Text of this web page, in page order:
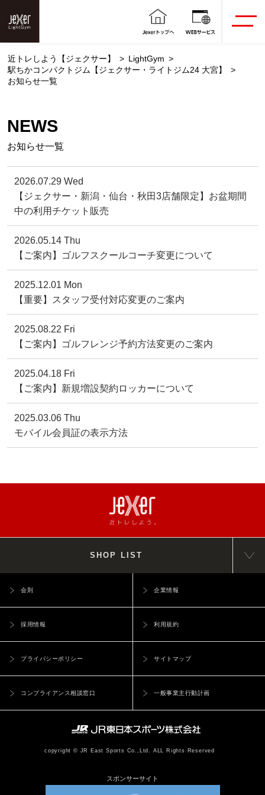
近トレしよう【ジェクサー】
LightGym
駅ちかコンパクトジム【ジェクサー・ライトジム24 大宮】
お知らせ一覧
NEWS
お知らせ一覧
2026.07.29 Wed
【ジェクサー・新潟・仙台・秋田3店舗限定】お盆期間
中の利用チケット販売
2026.05.14 Thu
【ご案内】ゴルフスクールコーチ変更について
2025.12.01 Mon
【重要】スタッフ受付対応変更のご案内
2025.08.22 Fri
【ご案内】ゴルフレンジ予約方法変更のご案内
2025.04.18 Fri
【ご案内】新規増設契約ロッカーについて
2025.03.06 Thu
モバイル会員証の表示方法
SHOP LIST
copyright © JR East Sports Co.,Ltd. ALL Rights Reserved
会則 企業情報
採用情報 利用規約
プライバシーポリシー サイトマップ
コンプライアンス相談窓口 一般事業主行動計画
スポンサーサイト